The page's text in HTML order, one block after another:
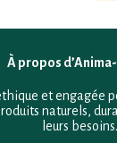
À propos
et engagée
naturels,
leurs besoins.